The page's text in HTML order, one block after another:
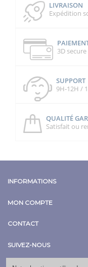
LIVRAISON
Expédition
3D secure
SUPPORT
9H-12H /
QUALITÉ
Satisfait ou
INFORMATIONS
MON COMPTE
CONTACT
SUIVEZ-NOUS